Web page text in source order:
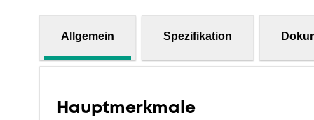
Allgemein Spezifikation
Hauptmerkmale